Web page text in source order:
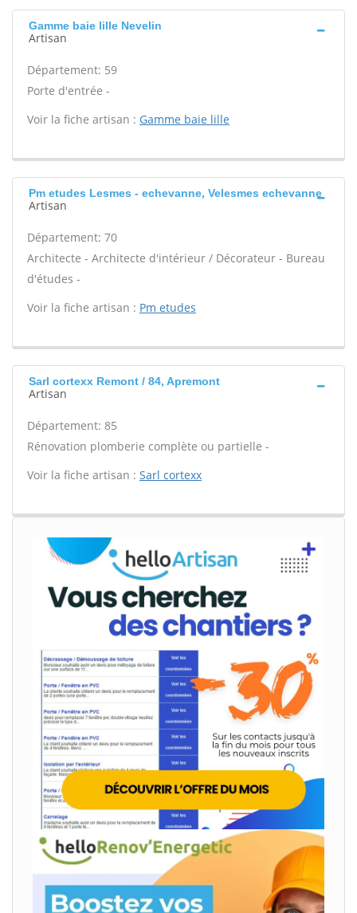
Gamme baie lille Nevelin
Artisan
Département: 59
Porte d'entrée -
Voir la fiche artisan : Gamme baie lille
Pm etudes Lesmes - echevanne, Velesmes echevanne
Artisan
Département: 70
Architecte - Architecte d'intérieur / Décorateur - Bureau
d'études -
Voir la fiche artisan : Pm etudes
Sarl cortexx Remont / 84, Apremont
Artisan
Département: 85
Rénovation plomberie complète ou partielle -
Voir la fiche artisan : Sarl cortexx